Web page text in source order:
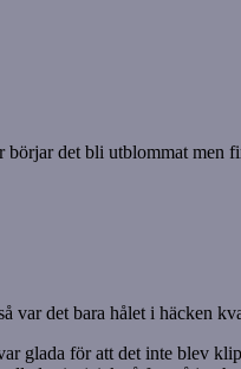
det bli utblommat men
var det bara hålet i häcken
glada för att det inte blev